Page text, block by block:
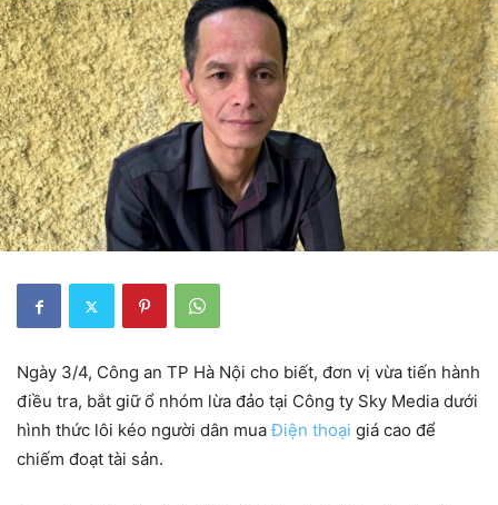
Ngày 3/4, Công an TP Hà Nội cho biết, đơn vị vừa tiến hành
điều tra, bắt giữ ổ nhóm lừa đảo tại Công ty Sky Media dưới
hình thức lôi kéo người dân muaĐiện thoại giá cao để
chiếm đoạt tài sản.